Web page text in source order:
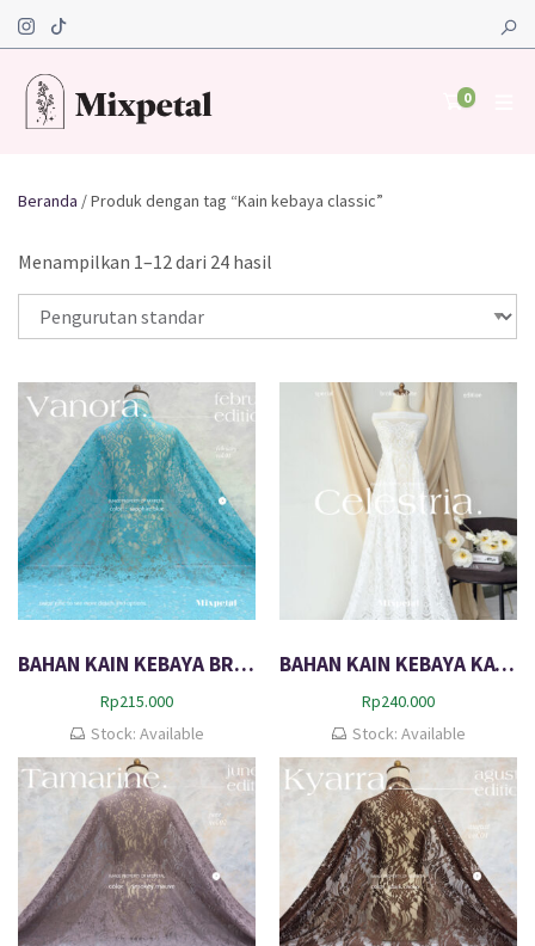
0
Beranda / Produk dengan tag “Kain kebaya classic”
Menampilkan 1–12 dari 24 hasil
BAHAN KAIN KEBAYA BROKAT SEMI PERANCIS KATUN DOVE VANORA
Rp215.000
Stock: Available
BAHAN KAIN KEBAYA KATUN BROKEN WHITE CELESTRIA – SPECIAL EDITION
Rp240.000
Stock: Available